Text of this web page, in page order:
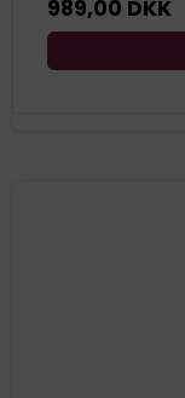
989,00 DKK